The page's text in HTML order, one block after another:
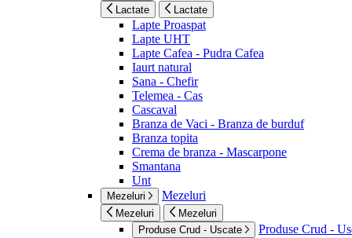
Lactate Lactate
Lapte Proaspat
Lapte UHT
Lapte Cafea - Pudra Cafea
Iaurt natural
Sana - Chefir
Telemea - Cas
Cascaval
Branza de Vaci - Branza de burduf
Branza topita
Crema de branza - Mascarpone
Smantana
Unt
Mezeluri Mezeluri
Mezeluri
Mezeluri
Produse Crud - Uscate
Produse Crud -